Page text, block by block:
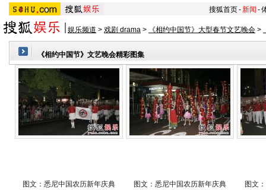
搜狐首页-新闻 -
娱乐频道 > 戏剧 drama > 《相约中国节》大型春节文艺晚会 >
《相约中国节》文艺晚会精彩图集
图文：悉尼中国农历新年庆典
图文：悉尼中国农历新年庆典
图文